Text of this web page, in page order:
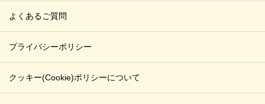
よくあるご質問
プライバシーポリシー
クッキー(Cookie)ポリシーについて